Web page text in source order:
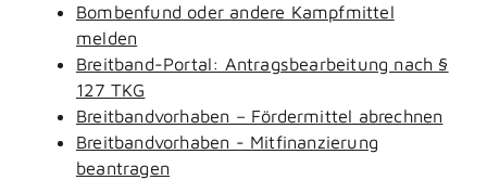
Bombenfund oder andere Kampfmittel
melden
Breitband-Portal: Antragsbearbeitung nach §
127 TKG
Breitbandvorhaben – Fördermittel abrechnen
Breitbandvorhaben - Mitfinanzierung
beantragen